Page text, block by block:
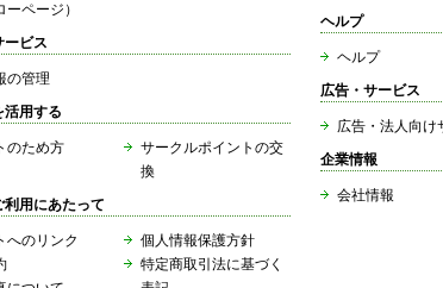
ーページ）
ービス
の管理
活用する
のため方
サークルポイントの交
換
利用にあたって
へのリンク
個人情報保護方針
特定商取引法に基づく
ヘルプ
ヘルプ
広告・サービス
広告・法人向け
企業情報
会社情報